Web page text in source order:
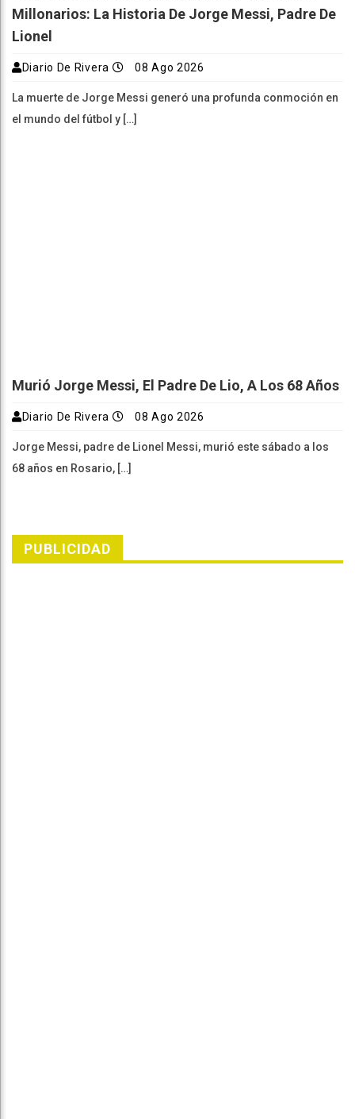
Millonarios: La Historia De Jorge Messi, Padre De
Lionel
Diario De Rivera 08 Ago 2026
La muerte de Jorge Messi generó una profunda conmoción en
el mundo del fútbol y […]
Murió Jorge Messi, El Padre De Lio, A Los 68 Años
Diario De Rivera 08 Ago 2026
Jorge Messi, padre de Lionel Messi, murió este sábado a los
68 años en Rosario, […]
PUBLICIDAD